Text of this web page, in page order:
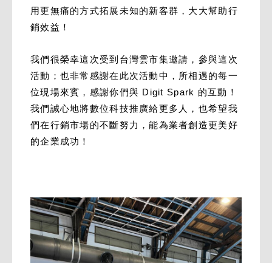
用更無痛的方式拓展未知的新客群，大大幫助行
銷效益！
我們很榮幸這次受到台灣雲市集邀請，參與這次
活動；也非常感謝在此次活動中，所相遇的每一
位現場來賓，感謝你們與 Digit Spark 的互動！
我們誠心地將數位科技推廣給更多人，也希望我
們在行銷市場的不斷努力，能為業者創造更美好
的企業成功！